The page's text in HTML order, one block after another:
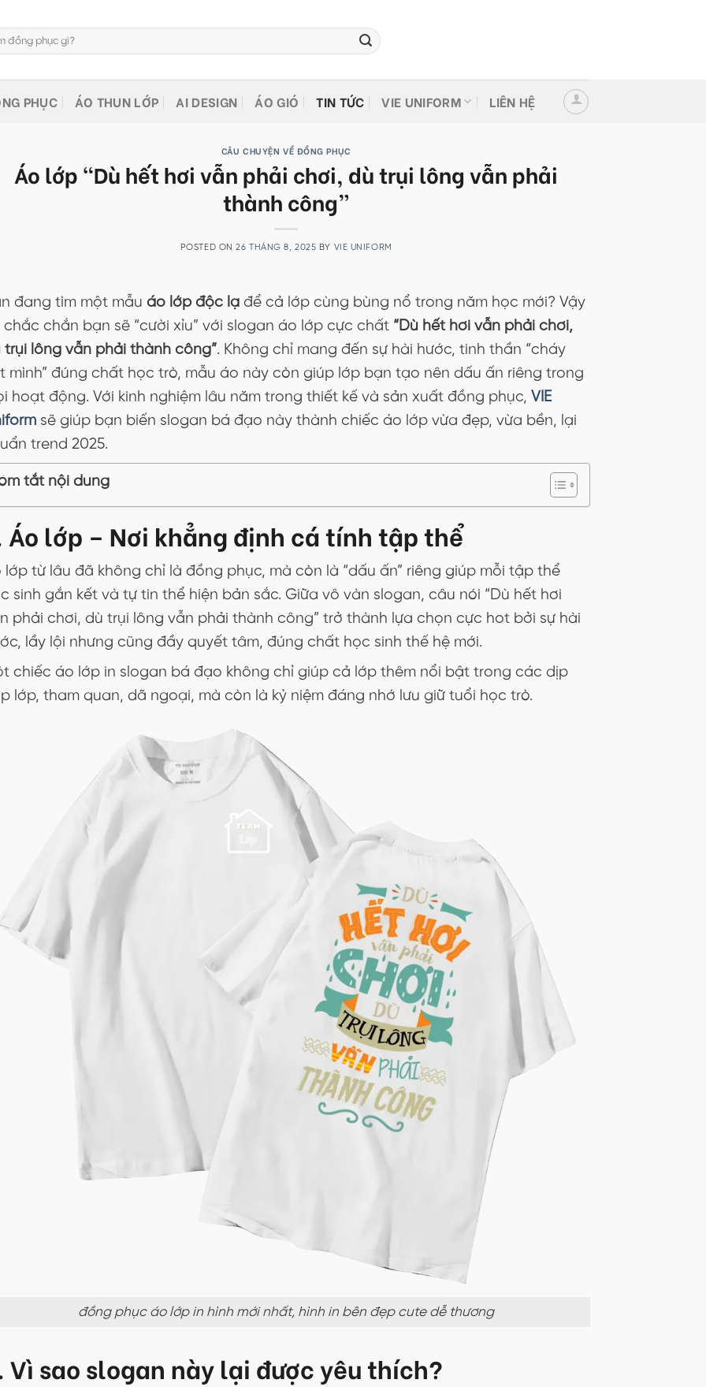
PHỤC ÁO THUN LỚP AI DESIGN ÁO GIÓ TIN TỨC VIE UNIFORM LIÊN HỆ
CÂU CHUYỆN VỀ ĐỒNG PHỤC
Áo lớp “Dù hết hơi vẫn phải chơi, dù trụi lông vẫn phải
thành công”
POSTED ON26 THÁNG 8, 2025 BY VIE UNIFORM
đang tìm một mẫu áo lớp độc lạđể cả lớp cùng bùng nổ trong năm học mới? Vậy
chắc chắn bạn sẽ “cười xỉu” với slogan áo lớp cực chất “Dù hết hơi vẫn phải chơi,
trụi lông vẫn phải thành công”. Không chỉ mang đến sự hài hước, tinh thần “cháy
mình” đúng chất học trò, mẫu áo này còn giúp lớp bạn tạo nên dấu ấn riêng trong
hoạt động. Với kinh nghiệm lâu năm trong thiết kế và sản xuất đồng phục, VIE
sẽ giúp bạn biến slogan bá đạo này thành chiếc áo lớp vừa đẹp, vừa bền, lại
trend 2025.
tắt nội dung
Áo lớp – Nơi khẳng định cá tính tập thể
lớp từ lâu đã không chỉ là đồng phục, mà còn là “dấu ấn” riêng giúp mỗi tập thể
sinh gắn kết và tự tin thể hiện bản sắc. Giữa vô vàn slogan, câu nói “Dù hết hơi
phải chơi, dù trụi lông vẫn phải thành công” trở thành lựa chọn cực hot bởi sự hài
lầy lội nhưng cũng đầy quyết tâm, đúng chất học sinh thế hệ mới.
chiếc áo lớp in slogan bá đạo không chỉ giúp cả lớp thêm nổi bật trong các dịp
lớp, tham quan, dã ngoại, mà còn là kỷ niệm đáng nhớ lưu giữ tuổi học trò.
đồng phục áo lớp in hình mới nhất, hình in bên đẹp cute dễ thương
Vì sao slogan này lại được yêu thích?